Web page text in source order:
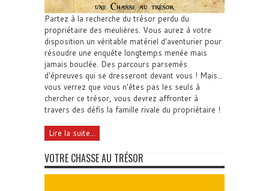
Partez à la recherche du trésor perdu du
propriétaire des meulières. Vous aurez à votre
disposition un véritable matériel d'aventurier pour
résoudre une enquête longtemps menée mais
jamais bouclée. Des parcours parsemés
d'épreuves qui se dresseront devant vous ! Mais...
vous verrez que vous n'êtes pas les seuls à
chercher ce trésor, vous devrez affronter à
travers des défis la famille rivale du propriétaire !
Lire la suite...
VOTRE CHASSE AU TRÉSOR